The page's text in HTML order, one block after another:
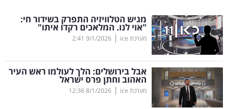
דיגיטל
וטק
שיווק
ופרסום
משפט
מגיש הטלוויזיה התפרק בשידור חי:
"אוי לנו. המלאכים רקדו איתו"
מערכת ice |
9/1/2026
2:41
אבל בירושלים: הלך לעולמו ראש העיר
האהוב וחתן פרס ישראל
מערכת ice |
8/1/2026
12:36